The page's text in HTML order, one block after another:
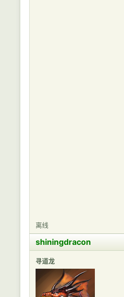
离线
shiningdracon
寻道龙